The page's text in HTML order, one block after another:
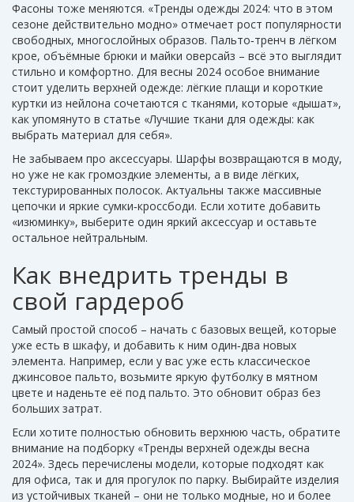
Фасоны тоже меняются. «Тренды одежды 2024: что в этом
сезоне действительно модно» отмечает рост популярности
свободных, многослойных образов. Пальто‑тренч в лёгком
крое, объёмные брюки и майки оверсайз – всё это выглядит
стильно и комфортно. Для весны 2024 особое внимание
стоит уделить верхней одежде: лёгкие плащи и короткие
куртки из нейлона сочетаются с тканями, которые «дышат»,
как упомянуто в статье «Лучшие ткани для одежды: как
выбрать материал для себя».
Не забываем про аксессуары. Шарфы возвращаются в моду,
но уже не как громоздкие элементы, а в виде лёгких,
текстурированных полосок. Актуальны также массивные
цепочки и яркие сумки‑кроссбоди. Если хотите добавить
«изюминку», выберите один яркий аксессуар и оставьте
остальное нейтральным.
Как внедрить тренды в
свой гардероб
Самый простой способ – начать с базовых вещей, которые
уже есть в шкафу, и добавить к ним один‑два новых
элемента. Например, если у вас уже есть классическое
джинсовое пальто, возьмите яркую футболку в мятном
цвете и наденьте её под пальто. Это обновит образ без
больших затрат.
Если хотите полностью обновить верхнюю часть, обратите
внимание на подборку «Тренды верхней одежды весна
2024». Здесь перечислены модели, которые подходят как
для офиса, так и для прогулок по парку. Выбирайте изделия
из устойчивых тканей – они не только модные, но и более